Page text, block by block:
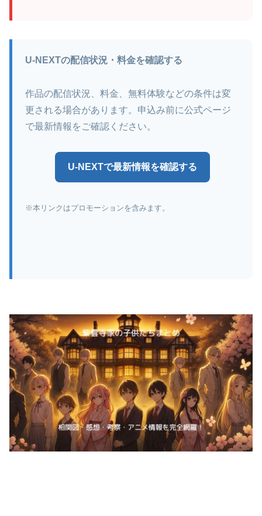
U-NEXTの配信状況・料金を確認する
作品の配信状況、料金、無料体験などの条件は変
更される場合があります。申込み前に公式ページ
で最新情報をご確認ください。
U-NEXTで最新情報を確認する
※本リンクはプロモーションを含みます。